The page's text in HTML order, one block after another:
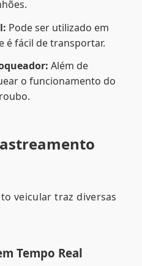
Pode ser utilizado em
é fácil de transportar.
Além de
o funcionamento do
veicular traz diversas
Tempo Real